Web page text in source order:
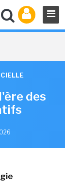
des